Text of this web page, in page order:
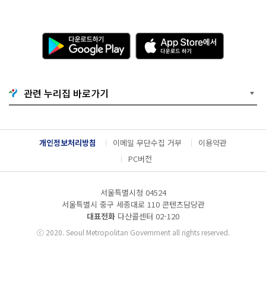
다
운
로
기
G
o
g
l
e
l
A
p
p
e
서
다
운
드
관련 누리집 바로가기
개인정보처리방침 이메일 무단수집 거부
이용약관
PC버전
서울특별시청 04524
서울특별시 중구 세종대로 110 콘텐츠담당관
대표전화 다산콜센터 02-120
ⓒ2020. Seoul Metropolitan Government all rights reserved.